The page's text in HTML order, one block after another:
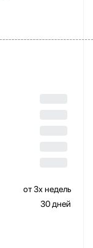
от 3х недель
30 дней